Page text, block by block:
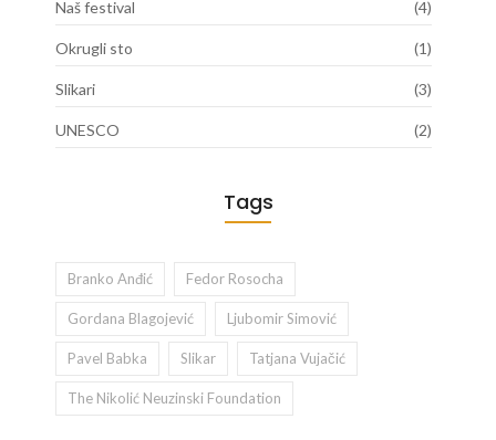
Naš festival (4)
Okrugli sto (1)
Slikari (3)
UNESCO (2)
Tags
Branko Anđić Fedor Rosocha
Gordana Blagojević Ljubomir Simović
Pavel Babka Slikar Tatjana Vujačić
The Nikolić Neuzinski Foundation